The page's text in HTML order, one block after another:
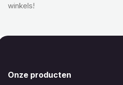
winkels!
Onze producten